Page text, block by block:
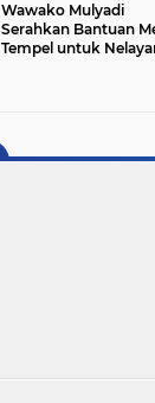
Wawako Mulyadi
Serahkan Bantuan
Tempel untuk